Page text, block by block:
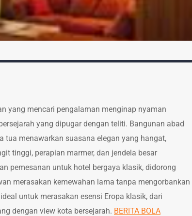
yang mencari pengalaman menginap nyaman
yang dipugar dengan teliti. Bangunan abad
tua menawarkan suasana elegan yang hangat,
tinggi, perapian marmer, dan jendela besar
pemesanan untuk hotel bergaya klasik, didorong
merasakan kemewahan lama tanpa mengorbankan
untuk merasakan esensi Eropa klasik, dari
dengan view kota bersejarah. BERITA BOLA